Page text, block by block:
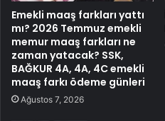
Emekli maaş farkları yattı
mı? 2026 Temmuz emekli
memur maaş farkları ne
zaman yatacak? SSK,
BAĞKUR 4A, 4A, 4C emekli
maaş farkı ödeme günleri
Ağustos 7, 2026